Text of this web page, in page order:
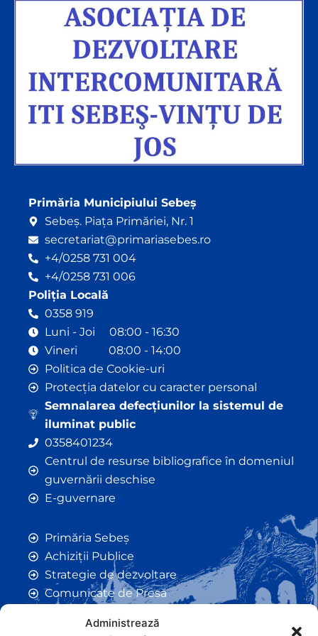
Administrează
Primăria Municipiului Sebeș
Sebeș. Piața Primăriei, Nr. 1
secretariat@primariasebes.ro
+4/0258 731 004
+4/0258 731 006
Poliția Locală
0358 919
Luni - Joi 08:00 - 16:30
Vineri 08:00 - 14:00
Politica de Cookie-uri
Protecția datelor cu caracter personal
Semnalarea defecțiunilor la sistemul de
iluminat public
0358401234
Centrul de resurse bibliografice în domeniul
guvernării deschise
E-guvernare
Primăria Sebeș
Achiziții Publice
Strategie de dezvoltare
Comunicate de Presă
Anunțuri